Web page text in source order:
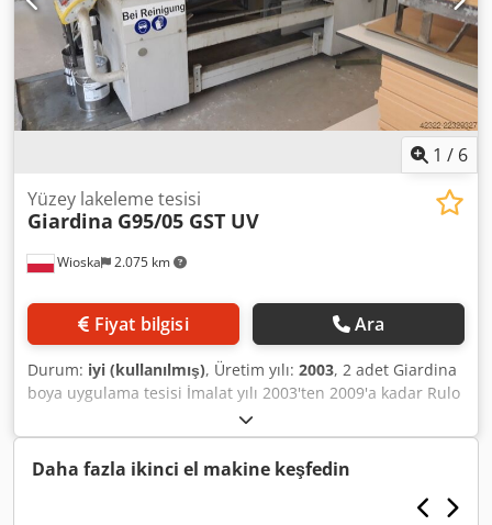
1 / 6
Wioska 2.075 km
Yüzey lakeleme tesisi
Giardina G95/05 GST UV
Fiyat bilgisi Ara
Durum: iyi (kullanılmış), Üretim yılı: 2003, 2 adet Giardina
boya uygulama tesisi İmalat yılı 2003'ten 2009'a kadar Rulo
ile boya verme makinesi UV kurutma ünitesi 1 Codpfezlq
Utjx Ahcoha UV kurutma ünitesi 2 G95/05 Baby tip rulo ile
boya verme makinesi, 2 adet kızılötesi lamba ile GST UV
kurutma ünitesi GST 1400/2 UV kurutma ünitesi
Daha fazla ikinci el makine keşfedin